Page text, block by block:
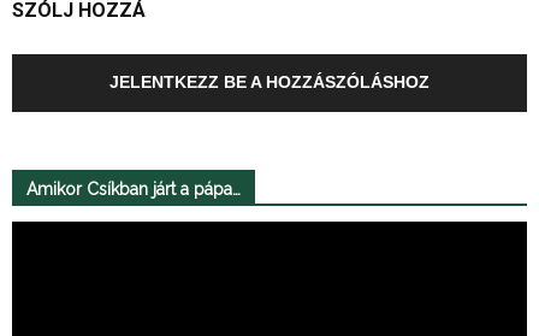
SZÓLJ HOZZÁ
JELENTKEZZ BE A HOZZÁSZÓLÁSHOZ
Amikor Csíkban járt a pápa…